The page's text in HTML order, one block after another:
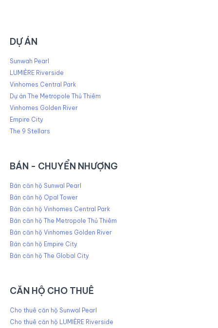
DỰ ÁN
Sunwah Pearl
LUMIÈRE Riverside
Vinhomes Central Park
Dự án The Metropole Thủ Thiêm
Vinhomes Golden River
Empire City
The 9 Stellars
BÁN - CHUYỂN NHƯỢNG
Bán căn hộ Sunwal Pearl
Bán căn hộ Opal Tower
Bán căn hộ Vinhomes Central Park
Bán căn hộ The Metropole Thủ Thiêm
Bán căn hộ Vinhomes Golden River
Bán căn hộ Empire City
Bán căn hộ The Global City
CĂN HỘ CHO THUÊ
Cho thuê căn hộ Sunwal Pearl
Cho thuê căn hộ LUMIÈRE Riverside